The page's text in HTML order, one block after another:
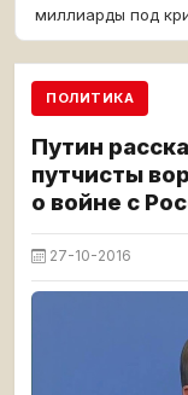
миллиарды под
ПОЛИТИКА
Путин
путчисты
о войне с
27-10-2016